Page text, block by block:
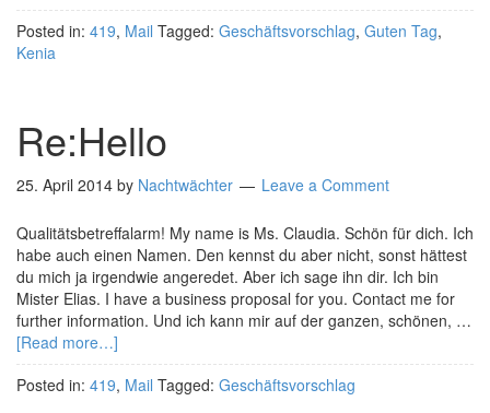
Posted in: 419, Mail Tagged: Geschäftsvorschlag, Guten Tag,
Kenia
Re:Hello
25. April 2014 by Nachtwächter Leave a Comment
Qualitätsbetreffalarm! My name is Ms. Claudia. Schön für dich. Ich
habe auch einen Namen. Den kennst du aber nicht, sonst hättest
du mich ja irgendwie angeredet. Aber ich sage ihn dir. Ich bin
Mister Elias. I have a business proposal for you. Contact me for
further information. Und ich kann mir auf der ganzen, schönen, …
[Read more…]
Posted in: 419, Mail Tagged: Geschäftsvorschlag